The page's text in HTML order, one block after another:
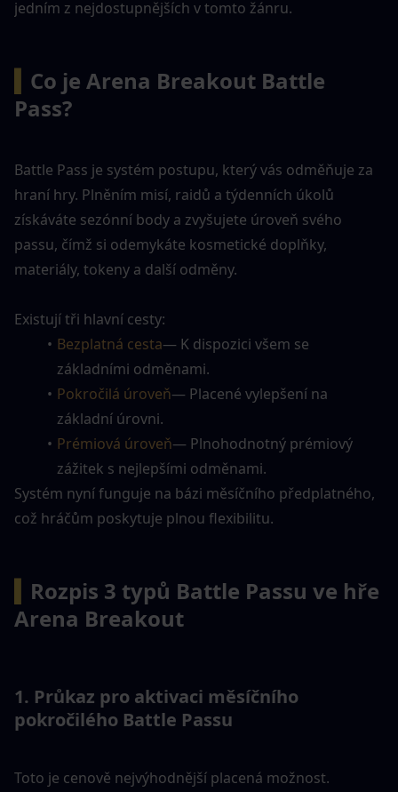
jedním z nejdostupnějších v tomto žánru.
Co je Arena Breakout Battle
Pass?
Battle Pass je systém postupu, který vás odměňuje za
hraní hry. Plněním misí, raidů a týdenních úkolů
získáváte sezónní body a zvyšujete úroveň svého
passu, čímž si odemykáte kosmetické doplňky,
materiály, tokeny a další odměny.
Existují tři hlavní cesty:
Bezplatná cesta— K dispozici všem se
základními odměnami.
Pokročilá úroveň— Placené vylepšení na
základní úrovni.
Prémiová úroveň— Plnohodnotný prémiový
zážitek s nejlepšími odměnami.
Systém nyní funguje na bázi měsíčního předplatného,
což hráčům poskytuje plnou flexibilitu.
Rozpis 3 typů Battle Passu ve hře
Arena Breakout
1. Průkaz pro aktivaci měsíčního
pokročilého Battle Passu
Toto je cenově nejvýhodnější placená možnost.